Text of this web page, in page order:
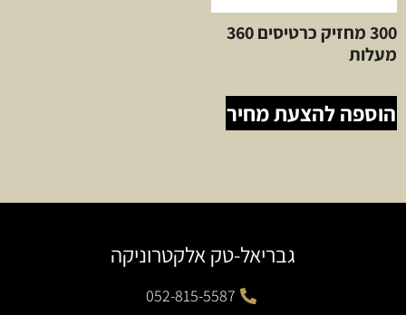
300 מחזיק כרטיסים 360
מעלות
הוספה להצעת מחיר
גבריאל-טק אלקטרוניקה
052-815-5587